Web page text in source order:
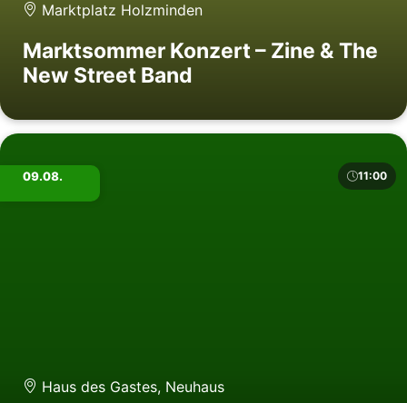
Marktplatz Holzminden
Marktsommer Konzert – Zine & The
New Street Band
09.08. 11:00
Haus des Gastes, Neuhaus